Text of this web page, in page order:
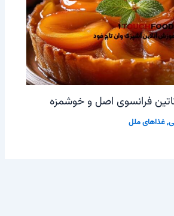
فرانسوی اصل و خوشمزه
,غذاهای ملل